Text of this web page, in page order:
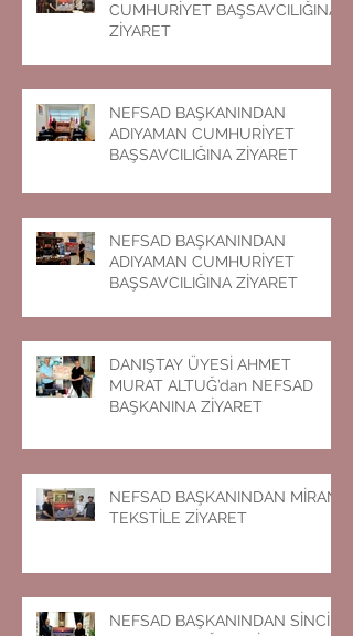
CUMHURİYET BAŞSAVCILIĞINA
ZİYARET
NEFSAD BAŞKANINDAN
ADIYAMAN CUMHURİYET
BAŞSAVCILIĞINA ZİYARET
NEFSAD BAŞKANINDAN
ADIYAMAN CUMHURİYET
BAŞSAVCILIĞINA ZİYARET
DANIŞTAY ÜYESİ AHMET
MURAT ALTUĞ’dan NEFSAD
BAŞKANINA ZİYARET
NEFSAD BAŞKANINDAN MİRAN
TEKSTİLE ZİYARET
NEFSAD BAŞKANINDAN SİNCİK